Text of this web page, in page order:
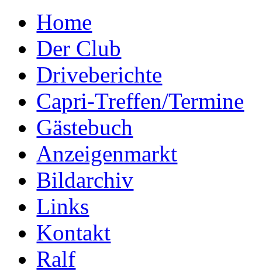
Home
Der Club
Driveberichte
Capri-Treffen/Termine
Gästebuch
Anzeigenmarkt
Bildarchiv
Links
Kontakt
Ralf